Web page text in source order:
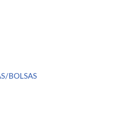
BOLSAS